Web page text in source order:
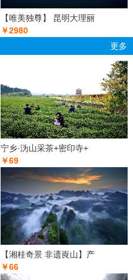
【唯美独尊】 昆明大理丽
￥2980
更多
宁乡·沩山采茶+密印寺+
￥69
【湘桂奇景 非遗崀山】产
￥66